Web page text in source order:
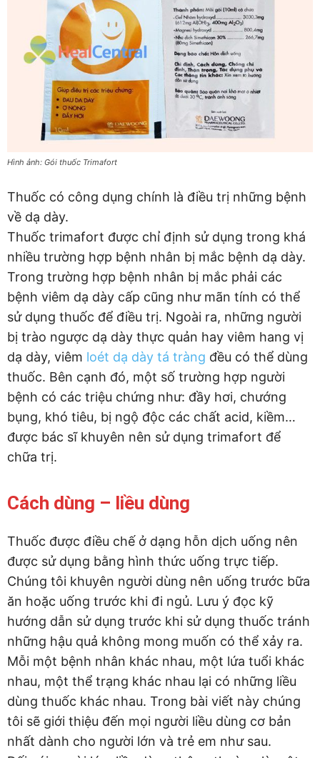
Hình ảnh: Gói thuốc Trimafort
Thuốc có công dụng chính là điều trị những bệnh
về dạ dày.
Thuốc trimafort được chỉ định sử dụng trong khá
nhiều trường hợp bệnh nhân bị mắc bệnh dạ dày.
Trong trường hợp bệnh nhân bị mắc phải các
bệnh viêm dạ dày cấp cũng như mãn tính có thể
sử dụng thuốc để điều trị. Ngoài ra, những người
bị trào ngược dạ dày thực quản hay viêm hang vị
dạ dày, viêm loét dạ dày tá tràng đều có thể dùng
thuốc. Bên cạnh đó, một số trường hợp người
bệnh có các triệu chứng như: đầy hơi, chướng
bụng, khó tiêu, bị ngộ độc các chất acid, kiềm…
được bác sĩ khuyên nên sử dụng trimafort để
chữa trị.
Cách dùng – liều dùng
Thuốc được điều chế ở dạng hỗn dịch uống nên
được sử dụng bằng hình thức uống trực tiếp.
Chúng tôi khuyên người dùng nên uống trước bữa
ăn hoặc uống trước khi đi ngủ. Lưu ý đọc kỹ
hướng dẫn sử dụng trước khi sử dụng thuốc tránh
những hậu quả không mong muốn có thể xảy ra.
Mỗi một bệnh nhân khác nhau, một lứa tuổi khác
nhau, một thể trạng khác nhau lại có những liều
dùng thuốc khác nhau. Trong bài viết này chúng
tôi sẽ giới thiệu đến mọi người liều dùng cơ bản
nhất dành cho người lớn và trẻ em như sau.